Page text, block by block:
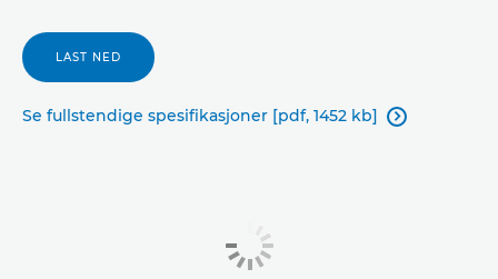
LAST NED
Se fullstendige spesifikasjoner [pdf, 1452 kb] 